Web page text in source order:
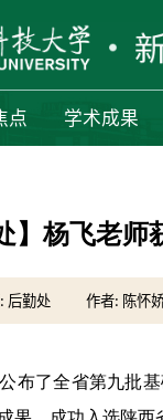
点 学术成果
】杨飞老
后勤处 作者: 陈怀
布了全省第九批